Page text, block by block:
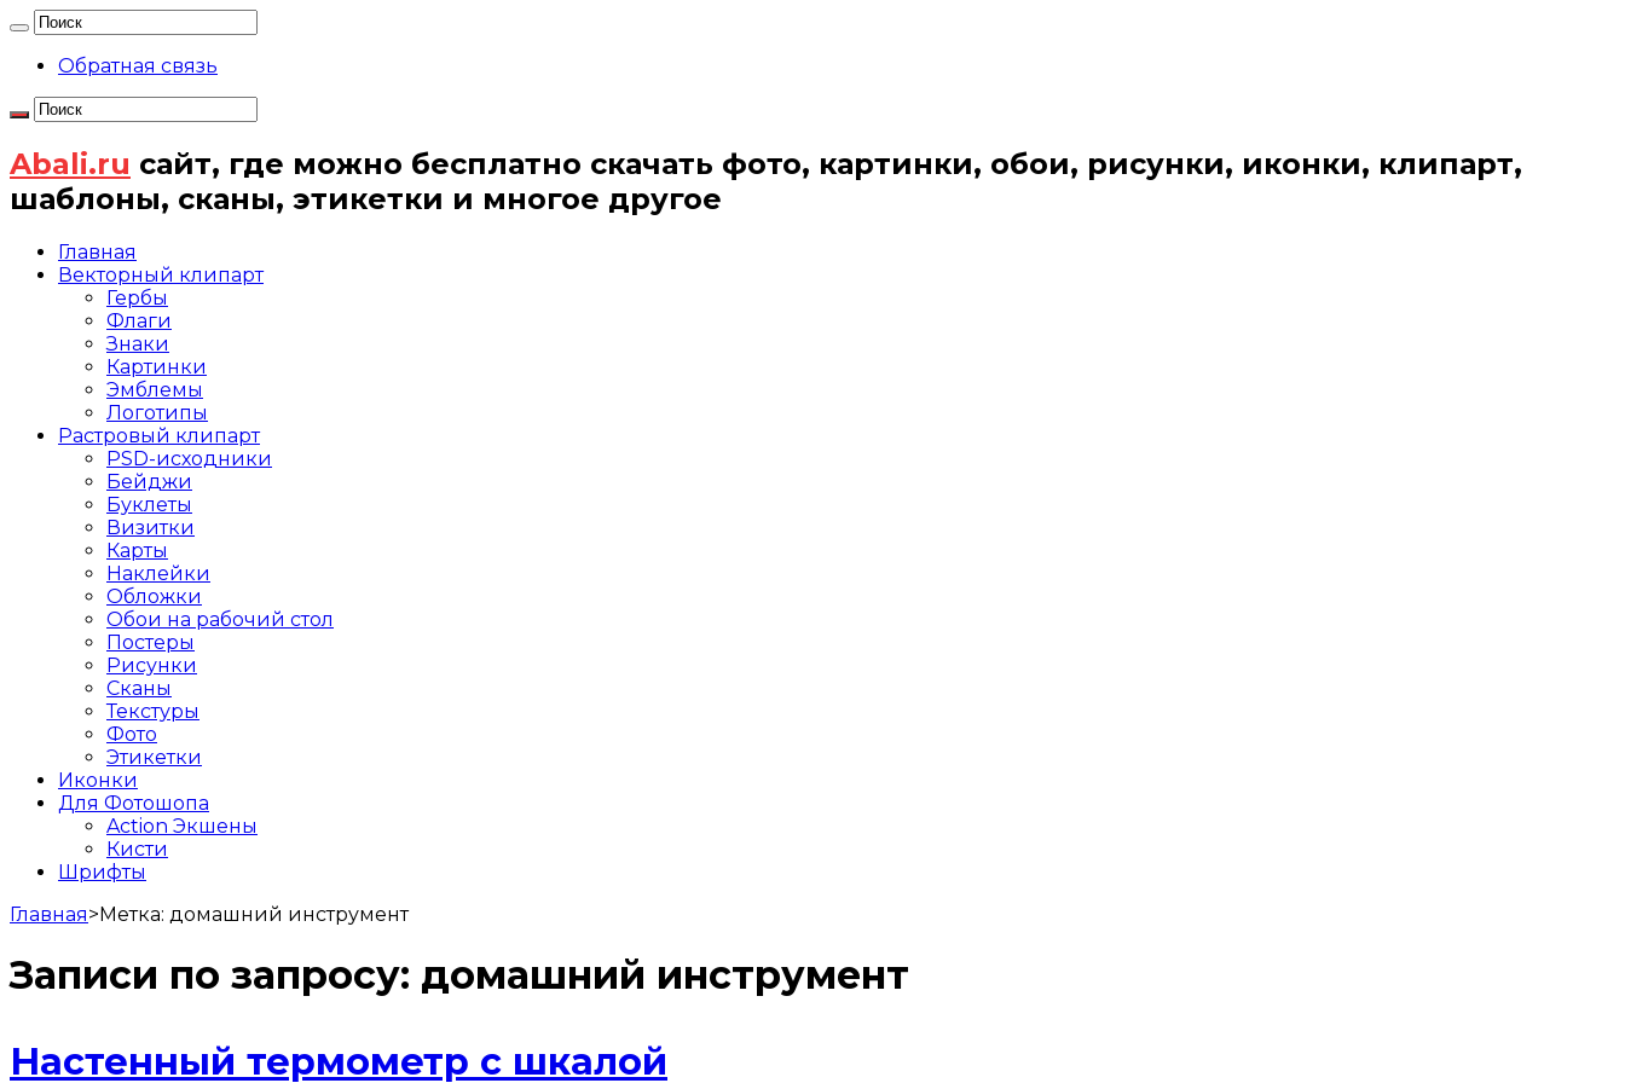
Обратная связь
Abali.ru сайт, где можно бесплатно скачать фото, картинки, обои, рисунки, иконки, клипарт,
шаблоны, сканы, этикетки и многое другое
Главная
Векторный клипарт
Гербы
Флаги
Знаки
Картинки
Эмблемы
Логотипы
Растровый клипарт
PSD-исходники
Бейджи
Буклеты
Визитки
Карты
Наклейки
Обложки
Обои на рабочий стол
Постеры
Рисунки
Сканы
Текстуры
Фото
Этикетки
Иконки
Для Фотошопа
Action Экшены
Кисти
Шрифты
Главная>Метка: домашний инструмент
Записи по запросу: домашний инструмент
Настенный термометр с шкалой